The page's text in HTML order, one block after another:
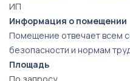
ИП
Информация о помещении
Помещение отвечает всем
безопасности и нормам
Площадь